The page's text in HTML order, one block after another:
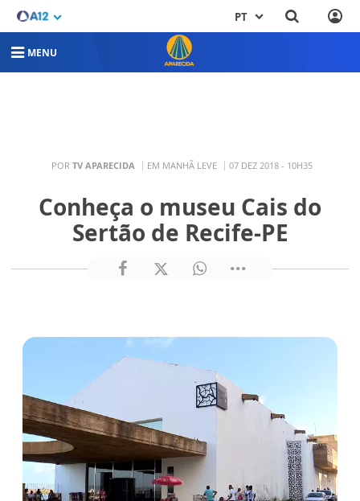
PT
MENU
POR TV APARECIDA EM MANHÃ LEVE 07 DEZ 2018 - 10H35
Conheça o museu Cais do
Sertão de Recife-PE